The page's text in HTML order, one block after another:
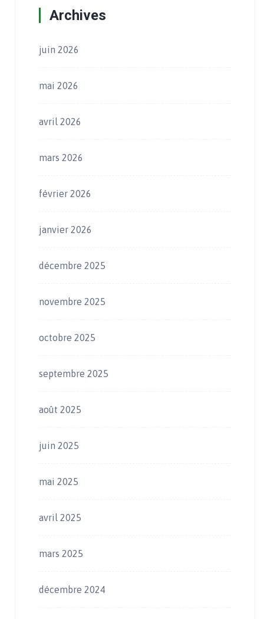
Archives
juin 2026
mai 2026
avril 2026
mars 2026
février 2026
janvier 2026
décembre 2025
novembre 2025
octobre 2025
septembre 2025
août 2025
juin 2025
mai 2025
avril 2025
mars 2025
décembre 2024